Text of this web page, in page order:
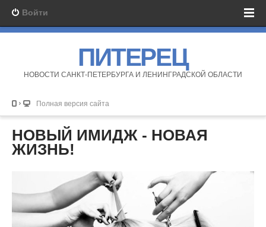
Войти
ПИТЕРЕЦ
НОВОСТИ САНКТ-ПЕТЕРБУРГА И ЛЕНИНГРАДСКОЙ ОБЛАСТИ
Полная версия сайта
НОВЫЙ ИМИДЖ - НОВАЯ
ЖИЗНЬ!